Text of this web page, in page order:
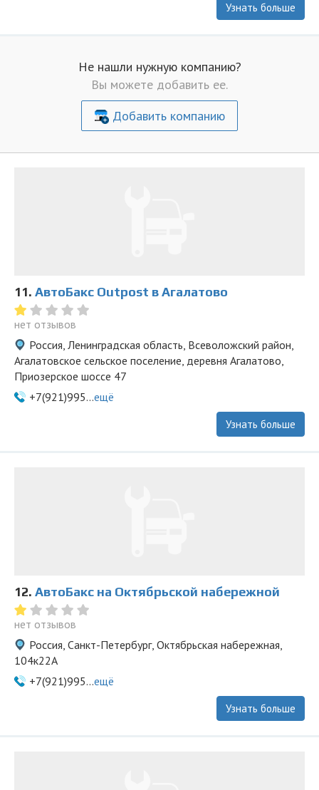
Узнать больше
Не нашли нужную компанию?
Вы можете добавить ее.
Добавить компанию
11. АвтоБакс Outpost в Агалатово
нет отзывов
Россия, Ленинградская область, Всеволожский район,
Агалатовское сельское поселение, деревня Агалатово,
Приозерское шоссе 47
+7(921)995...ещё
Узнать больше
12. АвтоБакс на Октябрьской набережной
нет отзывов
Россия, Санкт-Петербург, Октябрьская набережная,
104к22А
+7(921)995...ещё
Узнать больше